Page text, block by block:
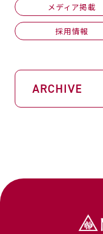
メディア掲載
採用情報
ARCHIVE